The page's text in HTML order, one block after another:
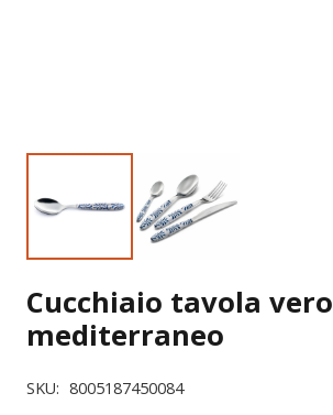
Cucchiaio tavola vero
mediterraneo
SKU: 8005187450084